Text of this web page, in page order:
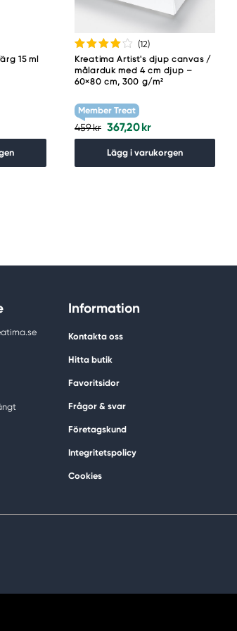
15 ml
(12)
Kreatima Artist's djup canvas /
målarduk med 4 cm djup –
60×80 cm, 300 g/m²
Member Treat
459 kr 367,20 kr
Lägg i varukorgen
Information
Kontakta oss
Hitta butik
Favoritsidor
Frågor & svar
Företagskund
Integritetspolicy
Cookies